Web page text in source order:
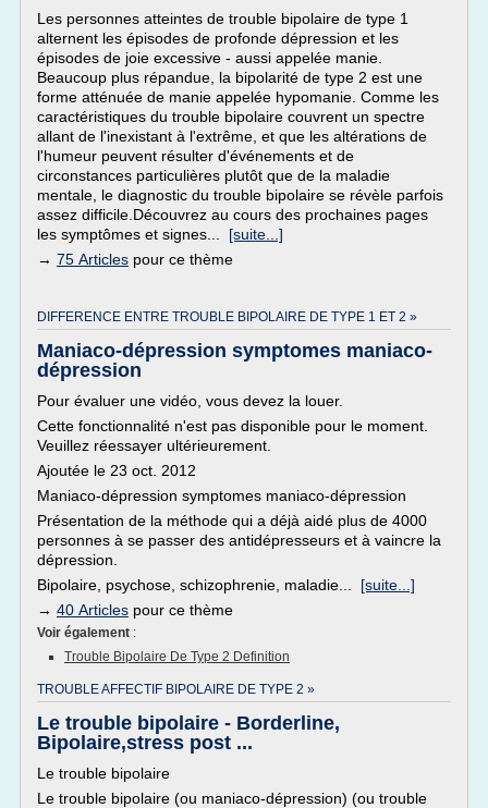
Les personnes atteintes de trouble bipolaire de type 1
alternent les épisodes de profonde dépression et les
épisodes de joie excessive - aussi appelée manie.
Beaucoup plus répandue, la bipolarité de type 2 est une
forme atténuée de manie appelée hypomanie. Comme les
caractéristiques du trouble bipolaire couvrent un spectre
allant de l'inexistant à l'extrême, et que les altérations de
l'humeur peuvent résulter d'événements et de
circonstances particulières plutôt que de la maladie
mentale, le diagnostic du trouble bipolaire se révèle parfois
assez difficile.Découvrez au cours des prochaines pages
les symptômes et signes... [suite...]
→ 75 Articles pour ce thème
DIFFERENCE ENTRE TROUBLE BIPOLAIRE DE TYPE 1 ET 2 »
Maniaco-dépression symptomes maniaco-
dépression
Pour évaluer une vidéo, vous devez la louer.
Cette fonctionnalité n'est pas disponible pour le moment.
Veuillez réessayer ultérieurement.
Ajoutée le 23 oct. 2012
Maniaco-dépression symptomes maniaco-dépression
Présentation de la méthode qui a déjà aidé plus de 4000
personnes à se passer des antidépresseurs et à vaincre la
dépression.
Bipolaire, psychose, schizophrenie, maladie... [suite...]
→ 40 Articles pour ce thème
Voir également :
Trouble Bipolaire De Type 2 Definition
TROUBLE AFFECTIF BIPOLAIRE DE TYPE 2 »
Le trouble bipolaire - Borderline,
Bipolaire,stress post ...
Le trouble bipolaire
Le trouble bipolaire (ou maniaco-dépression) (ou trouble